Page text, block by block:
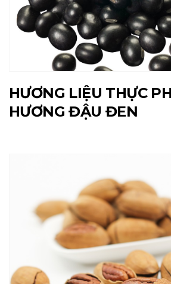
HƯƠNG LIỆU THỰC
HƯƠNG ĐẬU ĐEN